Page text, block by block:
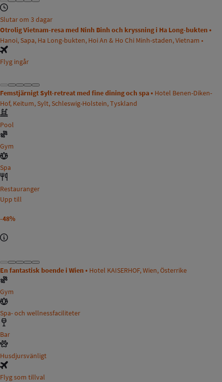
Slutar om 3 dagar
Otrolig Vietnam-resa med Ninh Binh och kryssning i Ha Long-bukten •
Hanoi, Sapa, Ha Long-bukten, Hoi An & Ho Chi Minh-staden, Vietnam •
Flyg ingår
Femstjärnigt Sylt-retreat med fine dining och spa • Hotel Benen-Diken-
Hof, Keitum, Sylt, Schleswig-Holstein, Tyskland
Pool
Gym
Spa
Restauranger
Upp till
-48%
En fantastisk boende i Wien • Hotel KAISERHOF, Wien, Österrike
Gym
Spa- och wellnessfaciliteter
Bar
Husdjursvänligt
Flyg som tillval